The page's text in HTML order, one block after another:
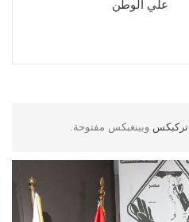
علي الوطن
تركبكس وبينغبكس مفتوحة.